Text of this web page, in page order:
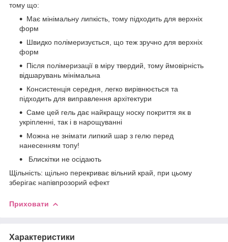
тому що:
Має мінімальну липкість, тому підходить для верхніх
форм
Швидко полімеризується, що теж зручно для верхніх
форм
Після полімеризації в міру твердий, тому ймовірність
відшарувань мінімальна
Консистенція середня, легко вирівнюється та
підходить для виправлення архітектури
Саме цей гель дає найкращу носку покриття як в
укріпленні, так і в нарощуванні
Можна не знімати липкий шар з гелю перед
нанесенням топу!
Блискітки не осідають
Щільність: щільно перекриває вільний край, при цьому
зберігає напівпрозорий ефект
Приховати
Характеристики